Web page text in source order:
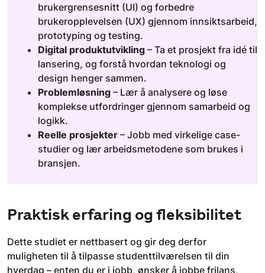
brukergrensesnitt (UI) og forbedre
brukeropplevelsen (UX) gjennom innsiktsarbeid,
prototyping og testing.
Digital produktutvikling – Ta et prosjekt fra idé til
lansering, og forstå hvordan teknologi og
design henger sammen.
Problemløsning – Lær å analysere og løse
komplekse utfordringer gjennom samarbeid og
logikk.
Reelle prosjekter – Jobb med virkelige case-
studier og lær arbeidsmetodene som brukes i
bransjen.
Praktisk erfaring og fleksibilitet
Dette studiet er nettbasert og gir deg derfor
muligheten til å tilpasse studenttilværelsen til din
hverdag – enten du er i jobb, ønsker å jobbe frilans,